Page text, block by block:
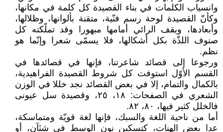
وانسياب الكلمات في بناء القصيدة كل كلمة في مكانها،
وكأنّ القصيدة لوحة رسم فنّية، متقنة بألوانها، وظلالها،
وأبعادها، ويقف الرائي أمامها مبهورا وقد تملّكته كل
صنوف اللذّة بكل أشكالها، فلا يسمّى شعرا وإنّما هو
نظم.
ورجوعا إلى قصائد شاعرتنا، فإنها في قصائدها في
القسم الأوّل استوفت كل شروط القصيدة الفراهيدية،
بالكمال والتمام، إلا في بعض القصائد نجد خللا في الوزن
الشعري في الصفحات: ١٨، ٢٥، وقصيدة سل عيونى
فالخلل كثير فيها، ٨٠، ٨٢.
أما من ناحية اللغة والسبك، فإنها لغة قويّة ومتماسكة،
عدا بعض الهنات، كتسكين نون الوسط في شنَآن، أو